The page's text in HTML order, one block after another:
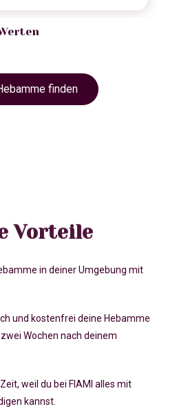
finden
Vorteile
in deiner Umgebung mit
und kostenfrei deine Hebamme
Wochen nach deinem
weil du bei FIAMI alles mit
kannst.